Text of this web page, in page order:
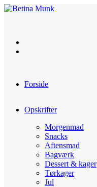
Skip
Forside
Opskrifter
Morgenmad
Snacks
Aftensmad
Bagværk
Dessert & kager
Tørkager
Jul